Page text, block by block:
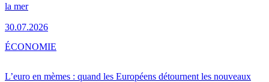
la mer
30.07.2026
L’euro en mèmes : quand les Européens détournent les nouveaux
ÉCONOMIE